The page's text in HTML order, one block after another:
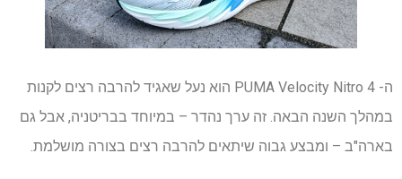
ה- PUMA Velocity Nitro 4 הוא נעל שאגיד להרבה רצים לקנות
במהלך השנה הבאה. זה ערך נהדר – במיוחד בבריטניה, אבל גם
בארה"ב – ומבצע גבוה שיתאים להרבה רצים בצורה מושלמת.